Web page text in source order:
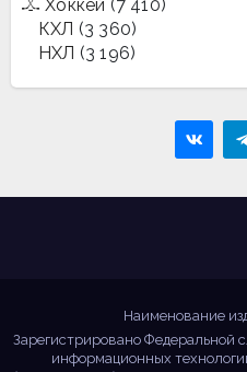
Хоккей (7 410)
КХЛ (3 360)
НХЛ (3 196)
Наименование
Зарегистрировано Федеральной
информационных